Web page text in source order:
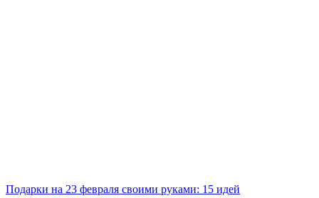
Подарки на 23 февраля своими руками: 15 идей